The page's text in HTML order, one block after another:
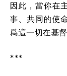
因此，當你在
事、共同的使
爲這一切在基
***